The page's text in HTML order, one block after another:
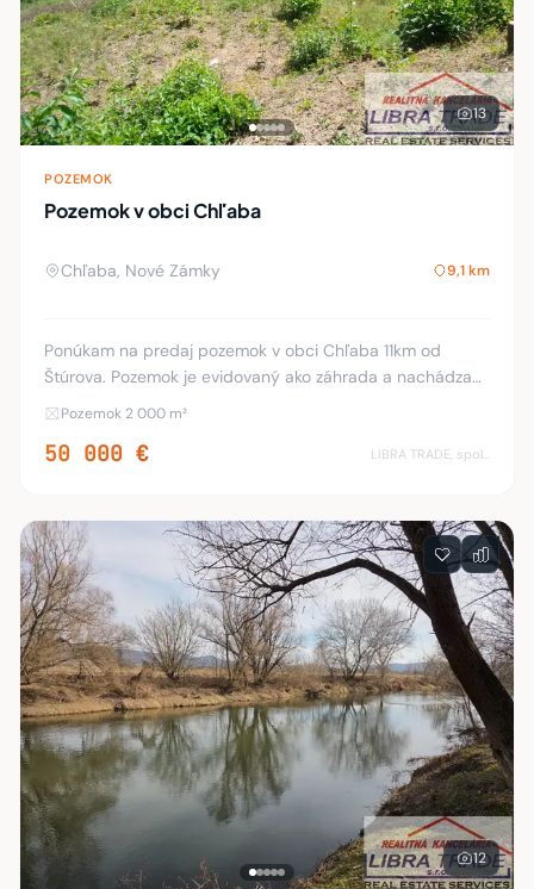
13
POZEMOK
Pozemok v obci Chľaba
Chľaba, Nové Zámky 9,1 km
Ponúkam na predaj pozemok v obci Chľaba 11km od
Štúrova. Pozemok je evidovaný ako záhrada a nachádza
sa v intravilane tichej, slepej uličke na brehu Ipľa, približne
Pozemok 2 000 m²
50 000 €
12